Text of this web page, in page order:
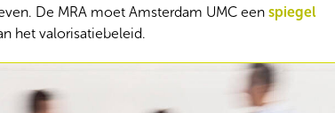
De MRA moet Amsterdam UMC een spiegel
het valorisatiebeleid.